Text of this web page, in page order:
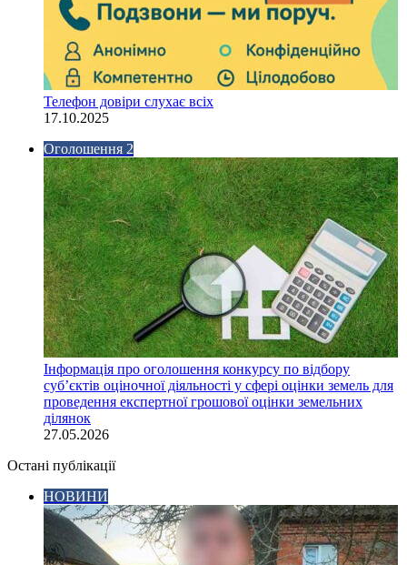
Телефон довіри слухає всіх
17.10.2025
Оголошення 2
Інформація про оголошення конкурсу по відбору
суб’єктів оціночної діяльності у сфері оцінки земель для
проведення експертної грошової оцінки земельних
ділянок
27.05.2026
Остані публікації
НОВИНИ